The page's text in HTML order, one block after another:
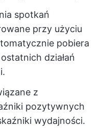
spotkań
przy użyciu
pobiera
działań
z
pozytywnych
wydajności.